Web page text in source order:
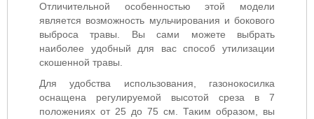
Отличительной особенностью этой модели
является возможность мульчирования и бокового
выброса травы. Вы сами можете выбрать
наиболее удобный для вас способ утилизации
скошенной травы.
Для удобства использования, газонокосилка
оснащена регулируемой высотой среза в 7
положениях от 25 до 75 см. Таким образом, вы